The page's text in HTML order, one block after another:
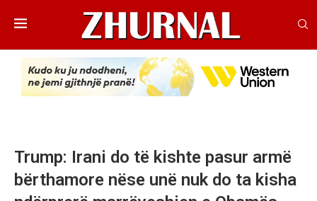
Trump: Irani do të kishte pasur armë
bërthamore nëse unë nuk do ta kisha